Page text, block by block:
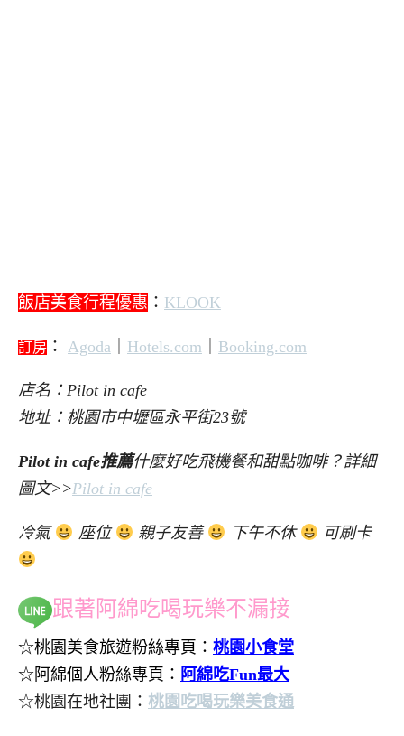
飯店美食行程優惠 ： KLOOK
訂房 ： Agoda Hotels.com Booking.com
店名：Pilot in cafe
地址：桃園市中壢區永平街23號
Pilot in cafe推薦什麼好吃飛機餐和甜點咖啡？詳細
圖文>>Pilot in cafe
冷氣 座位 親子友善 下午不休 可刷卡
跟著阿綿吃喝玩樂不漏接
☆桃園美食旅遊粉絲專頁： 桃園小食堂
☆阿綿個人粉絲專頁： 阿綿吃Fun最大
☆桃園在地社團： 桃園吃喝玩樂美食通